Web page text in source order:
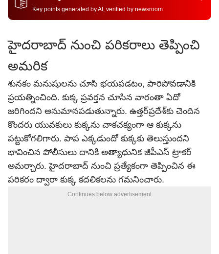
Key points generated by AI, verified by newsroom
హైదరాబాద్‌ నుంచి పరికరాలు తెప్పించి
అమరిక
శునకం మనుషులను చూసి భయపడటం, పారిపోవడానికి
ప్రయత్నించింది. కుక్క ప్రవర్తన చూసిన వారంతా ఏదో
జరిగిందని అనుమానపడుతున్నారు. ఉత్తర్‌ప్రదేశ్‌కు చెందిన
కొందరు యువకులు కుక్కను చాకచక్యంగా ఆ కుక్కను
పట్టుకోగలిగారు. పాప ఎక్కడుందో కుక్కకు తెలుస్తుందని
భావించిన పోలీసులు దానికి అత్యాధునిక జీపీఎస్ ట్రాకర్
అమర్చారు. హైదరాబాద్‌ నుంచి ప్రత్యేకంగా తెప్పించిన ఈ
పరికరం ద్వారా కుక్క కదలికలను గమనించారు.
Continues below advertisement